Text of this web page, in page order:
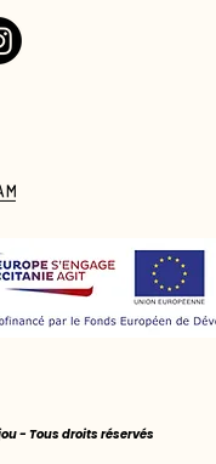
- Tous droits réservés